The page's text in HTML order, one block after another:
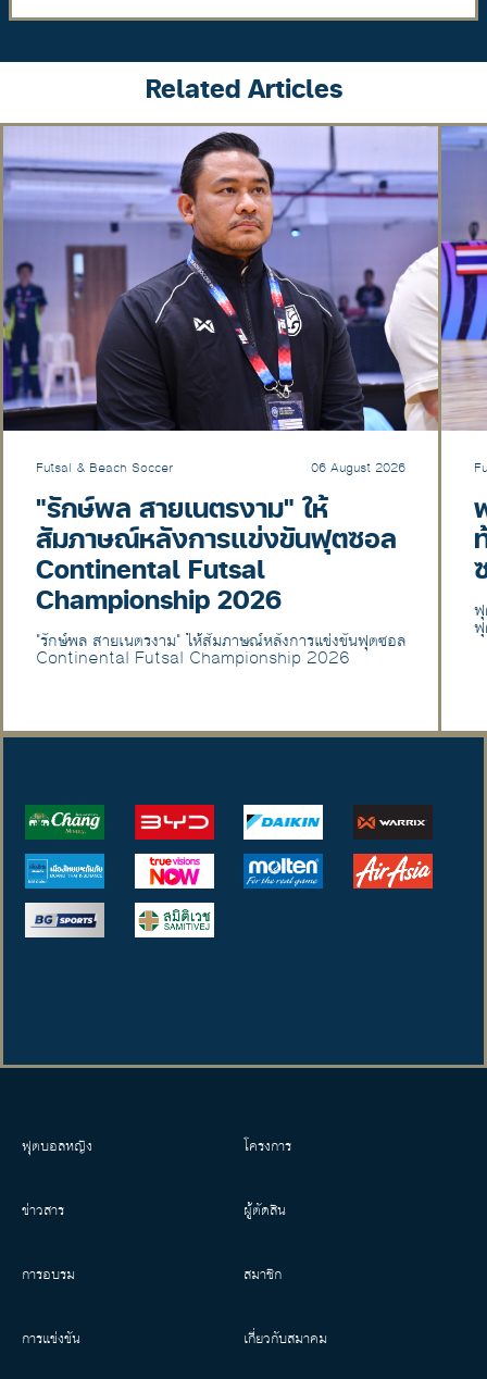
Related Articles
Futsal & Beach Soccer 06 August 2026
"รักษ์พล สายเนตรงาม" ให้
สัมภาษณ์หลังการแข่งขันฟุตซอล
Continental Futsal
Championship 2026
"รักษ์พล สายเนตรงาม" ให้สัมภาษณ์หลังการแข่งขันฟุตซอล
Continental Futsal Championship 2026
ฟุตบอลหญิง โครงการ
ข่าวสาร ผู้ตัดสิน
การอบรม สมาชิก
การแข่งขัน เกี่ยวกับสมาคม